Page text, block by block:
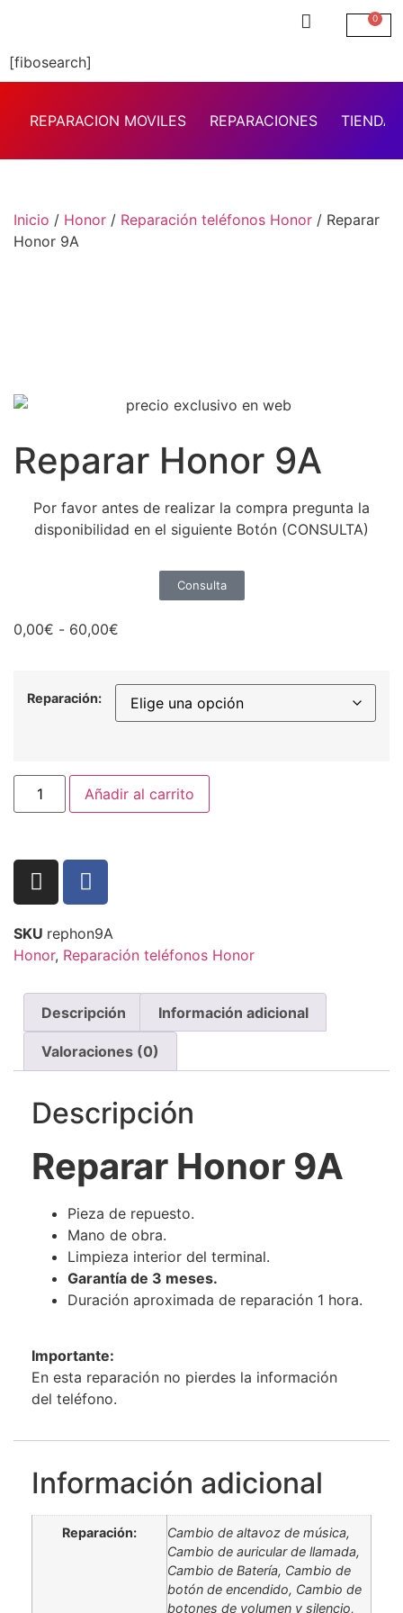
0
[fibosearch]
REPARACION MOVILES REPARACIONES TIENDA
Inicio / Honor / Reparación teléfonos Honor / Reparar
Honor 9A
Reparar Honor 9A
Por favor antes de realizar la compra pregunta la
disponibilidad en el siguiente Botón (CONSULTA)
Consulta
0,00€ - 60,00€
Reparación:
Añadir al carrito
SKU rephon9A
Honor, Reparación teléfonos Honor
Descripción Información adicional
Valoraciones (0)
Descripción
Reparar Honor 9A
Pieza de repuesto.
Mano de obra.
Limpieza interior del terminal.
Garantía de 3 meses.
Duración aproximada de reparación 1 hora.
Importante:
En esta reparación no pierdes la información
del teléfono.
Información adicional
Reparación:
Cambio de altavoz de música,
Cambio de auricular de llamada,
Cambio de Batería, Cambio de
botón de encendido, Cambio de
botones de volumen y silencio,